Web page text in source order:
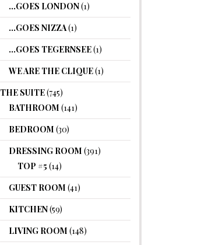
…GOES LONDON(1)
…GOES NIZZA(1)
…GOES TEGERNSEE(1)
WE ARE THE CLIQUE(1)
THE SUITE(745)
BATHROOM (141)
BEDROOM (30)
DRESSING ROOM (391)
TOP #5 (14)
GUEST ROOM (41)
KITCHEN(59)
LIVING ROOM (148)